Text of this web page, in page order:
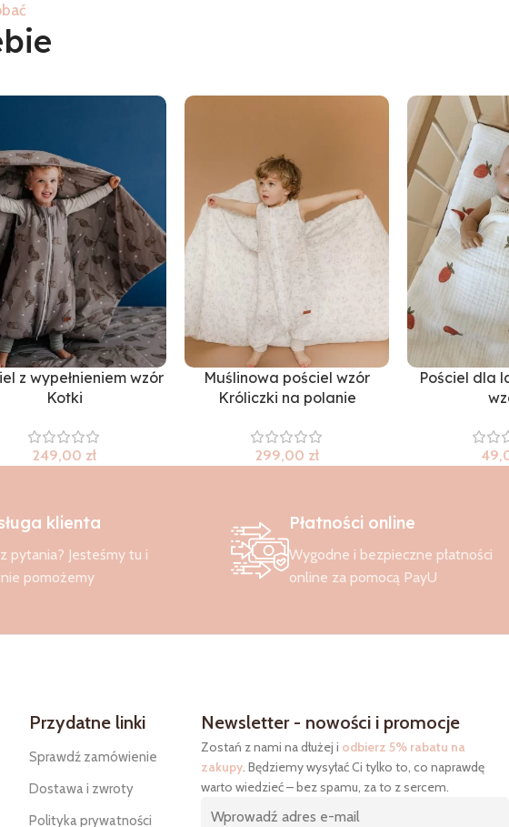
z wypełnieniem wzór
Kotki
249,00 zł
Muślinowa pościel wzór
Króliczki na polanie
299,00 zł
Pościel dla
klienta
pytania? Jesteśmy tu i
pomożemy
Płatności online
Wygodne i bezpieczne płatności
online za pomocą PayU
Przydatne linki
Sprawdź zamówienie
Dostawa i zwroty
Polityka prywatności
Newsletter - nowości i promocje
Zostań z nami na dłużej i odbierz 5% rabatu na
zakupy. Będziemy wysyłać Ci tylko to, co naprawdę
warto wiedzieć – bez spamu, za to z sercem.